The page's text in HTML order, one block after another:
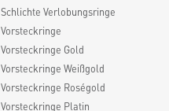
Schlichte Verlobungsringe
Vorsteckringe
Vorsteckringe Gold
Vorsteckringe Weißgold
Vorsteckringe Roségold
Vorsteckringe Platin